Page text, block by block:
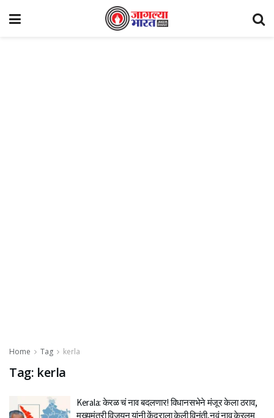
Home Tag kerla
Tag: kerla
Kerala: केरळ चं नाव बदलणार! विधानसभेने मंजूर केला ठराव,
मुख्यमंत्री विजयन यांनी केंद्राला केली विनंती,नवं नाव केरलम